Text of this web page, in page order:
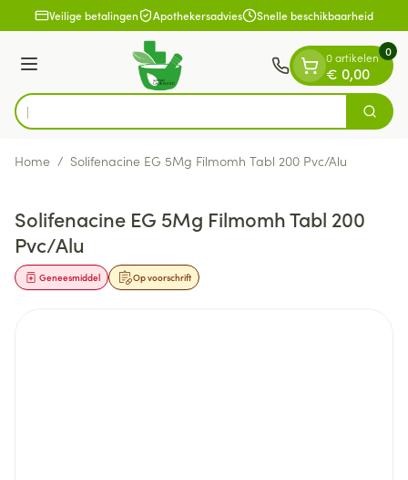
Ga naar de inhoud
1 van 1Veilige betalingen Apothekersadvies Snelle beschikbaarheid
Menu
Product, merk, categorie...
O Zoek
0 artikelen
€ 0,00
0
Home / Solifenacine EG 5Mg Filmomh Tabl 200 Pvc/Alu
Solifenacine EG 5Mg Filmomh Tabl 200
Pvc/Alu
Op voorschrift
Geneesmiddel